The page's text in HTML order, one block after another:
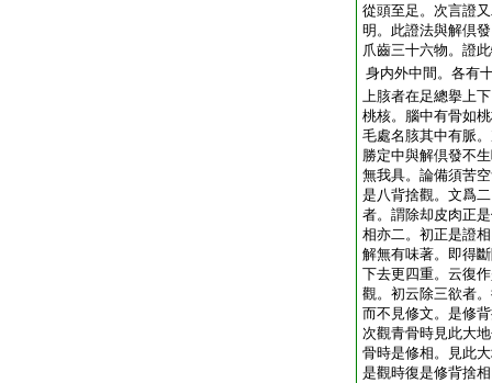
從頭至足。次言證
明。此證法與解倶
爪齒三十六物。證
身内外中間。各有
上胲者在足總擧上
桃核。腦中有骨如
毛處名胲其中有脈
勝定中與解倶發不
無我具。論備須苦
是八背捨觀。文爲
者。謂除却皮肉正
相亦二。初正是證
解無有味著。即得
下去更四重。云復
觀。初云除三欲者
而不見修文。是修
次觀青骨時見此大
骨時是修相。見此
是觀時復是修背捨